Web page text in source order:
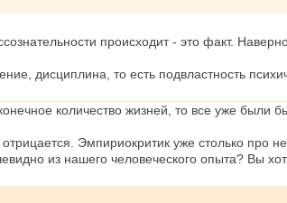
происходит - это факт.
дисциплина, то есть подвластность
количество жизней, то все уже были
Эмпириокритик уже столько про
из нашего человеческого опыта? Вы